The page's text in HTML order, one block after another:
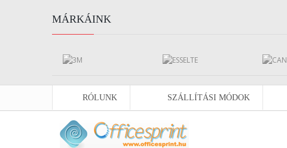
MÁRKÁINK
RÓLUNK SZÁLLÍTÁSI MÓDOK